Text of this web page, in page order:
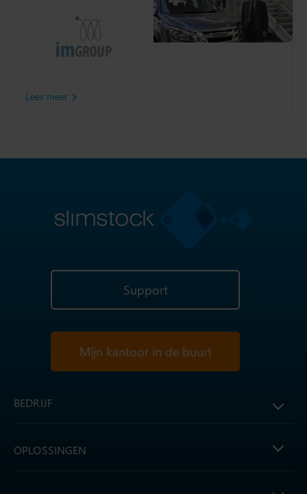
voorraadbeheer: lees hoe
I.M. Group Slim4 gebruikte
om de voorraad te
Lees meer
Support
Mijn kantoor in de buurt
BEDRIJF
OPLOSSINGEN